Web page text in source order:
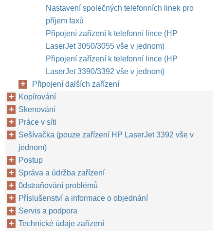
Nastavení společných telefonních linek pro
příjem faxů
Připojení zařízení k telefonní lince (HP
LaserJet 3050/3055 vše v jednom)
Připojení zařízení k telefonní lince (HP
LaserJet 3390/3392 vše v jednom)
Připojení dalších zařízení
Kopírování
Skenování
Práce v síti
Sešívačka (pouze zařízení HP LaserJet 3392 vše v
jednom)
Postup
Správa a údržba zařízení
0dstraňování problémů
Příslušenství a informace o objednání
Servis a podpora
Technické údaje zařízení